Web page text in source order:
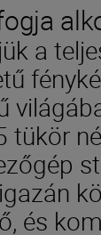
a
tükör
és